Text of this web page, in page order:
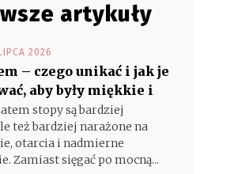
artykuły
2026
– czego unikać i jak je
aby były miękkie i
stopy są bardziej
też bardziej narażone na
otarcia i nadmierne
Zamiast sięgać po mocną...